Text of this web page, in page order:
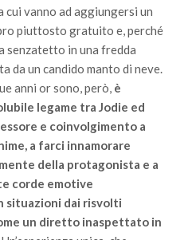
cui vanno ad aggiungersi un
piuttosto gratuito e, perché
senzatetto in una fredda
da un candido manto di neve.
anni or sono, però, è
legame tra Jodie ed
e coinvolgimento a
a farci innamorare
della protagonista e a
corde emotive
situazioni dai risvolti
un diretto inaspettato in